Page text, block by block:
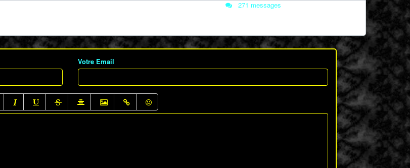
271 messages
Votre Email